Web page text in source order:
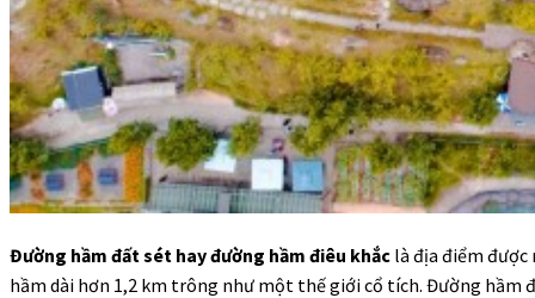
Đường hầm đất sét hay đường hầm điêu khắc là địa điểm được
hầm dài hơn 1,2 km trông như một thế giới cổ tích. Đường hầm